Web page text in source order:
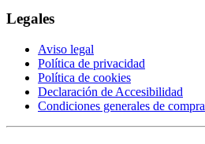
Legales
Aviso legal
Política de privacidad
Política de cookies
Declaración de Accesibilidad
Condiciones generales de compra